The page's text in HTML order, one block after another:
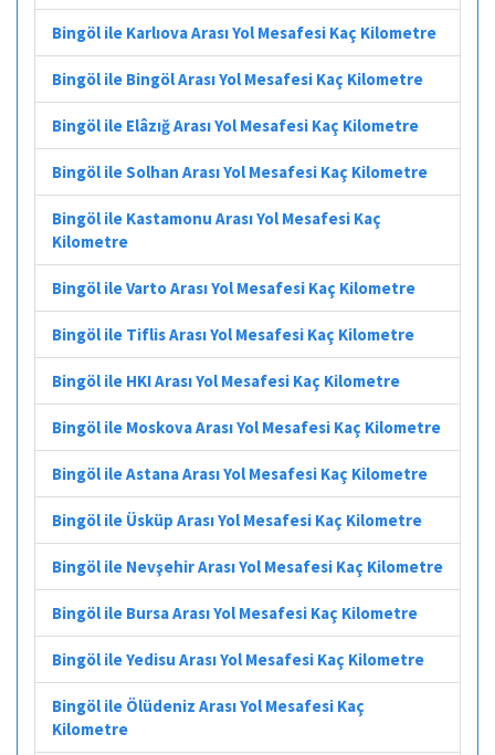
Bingöl ile Karlıova Arası Yol Mesafesi Kaç Kilometre
Bingöl ile Bingöl Arası Yol Mesafesi Kaç Kilometre
Bingöl ile Elâzığ Arası Yol Mesafesi Kaç Kilometre
Bingöl ile Solhan Arası Yol Mesafesi Kaç Kilometre
Bingöl ile Kastamonu Arası Yol Mesafesi Kaç
Kilometre
Bingöl ile Varto Arası Yol Mesafesi Kaç Kilometre
Bingöl ile Tiflis Arası Yol Mesafesi Kaç Kilometre
Bingöl ile HKI Arası Yol Mesafesi Kaç Kilometre
Bingöl ile Moskova Arası Yol Mesafesi Kaç Kilometre
Bingöl ile Astana Arası Yol Mesafesi Kaç Kilometre
Bingöl ile Üsküp Arası Yol Mesafesi Kaç Kilometre
Bingöl ile Nevşehir Arası Yol Mesafesi Kaç Kilometre
Bingöl ile Bursa Arası Yol Mesafesi Kaç Kilometre
Bingöl ile Yedisu Arası Yol Mesafesi Kaç Kilometre
Bingöl ile Ölüdeniz Arası Yol Mesafesi Kaç
Kilometre